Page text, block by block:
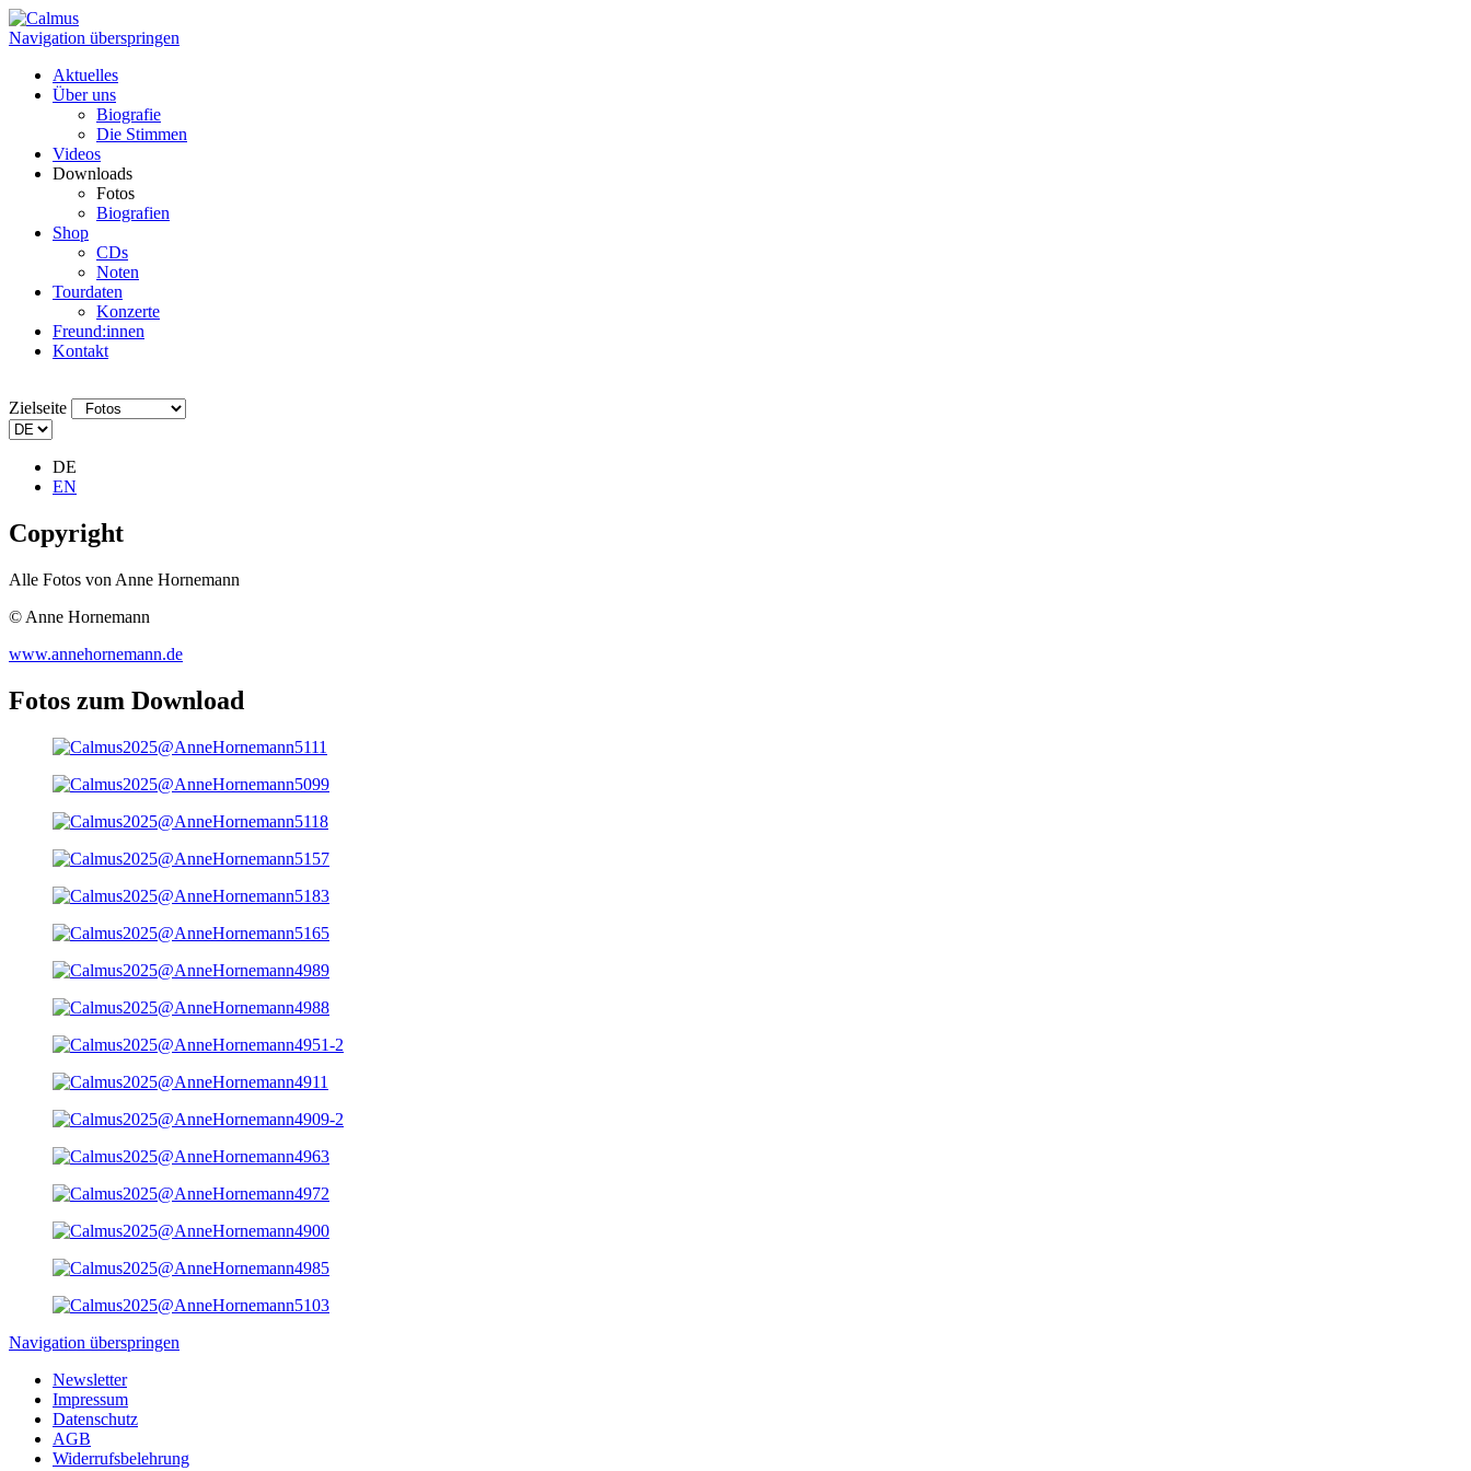
Navigation überspringen
Aktuelles
Über uns
Biografie
Die Stimmen
Videos
Downloads
Fotos
Biografien
Shop
CDs
Noten
Tourdaten
Konzerte
Freund:innen
Kontakt
Zielseite
DE
EN
Copyright
Alle Fotos von Anne Hornemann
© Anne Hornemann
www.annehornemann.de
Fotos zum Download
Navigation überspringen
Newsletter
Impressum
Datenschutz
AGB
Widerrufsbelehrung